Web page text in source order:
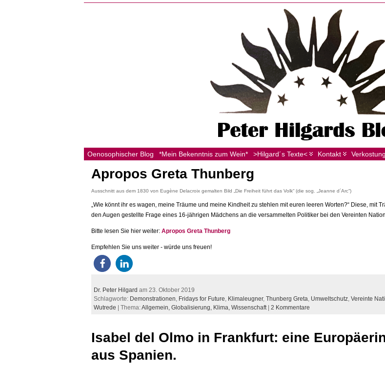
Oenosophischer Blog *Mein Bekenntnis zum Wein* >Hilgard´s Texte< Kontakt
Apropos Greta Thunberg
Ausschnitt aus dem 1830 von Eugène Delacroix gemalten Bild „Die Freiheit führt das Volk“ (die sog. „Jeanne d´Arc“)
„Wie könnt ihr es wagen, meine Träume und meine Kindheit zu stehlen mit euren leeren Worten?“ Diese, mit
den Augen gestellte Frage eines 16-jährigen Mädchens an die versammelten Politiker bei den Vereinten
Bitte lesen Sie hier weiter: Apropos Greta Thunberg
Empfehlen Sie uns weiter - würde uns freuen!
Dr. Peter Hilgard am 23. Oktober 2019
Schlagworte: Demonstrationen Fridays for Future Klimaleugner, Thunberg Greta Umweltschutz Vereinte
Wutrede | Thema:Allgemein, Globalisierung, Klima, Wissenschaft | 2 Kommentare
Isabel del Olmo in Frankfurt: eine
aus Spanien.